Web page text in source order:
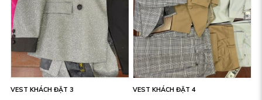
VEST KHÁCH ĐẶT 3
VEST KHÁCH ĐẶT 4